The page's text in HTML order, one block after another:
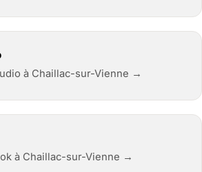
à Chaillac-sur-Vienne →
à Chaillac-sur-Vienne →